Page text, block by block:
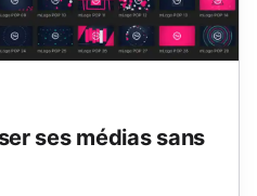
ses médias sans